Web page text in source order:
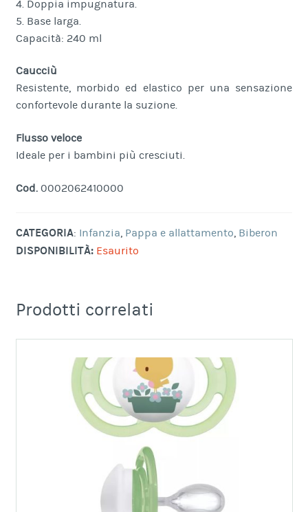
4. Doppia impugnatura.
5. Base larga.
Capacità: 240 ml
Caucciù
Resistente, morbido ed elastico per una sensazione
confortevole durante la suzione.
Flusso veloce
Ideale per i bambini più cresciuti.
Cod.0002062410000
CATEGORIA: Infanzia, Pappa e allattamento, Biberon
DISPONIBILITÀ: Esaurito
Prodotti correlati